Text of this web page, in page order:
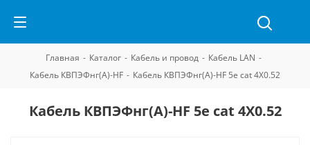
Главная - Каталог - Кабель и провод - Кабель LAN -
Кабель КВПЭФнг(А)-HF - Кабель КВПЭФнг(А)-HF 5е cat 4Х0.52
Кабель КВПЭФнг(А)-HF 5е cat 4Х0.52